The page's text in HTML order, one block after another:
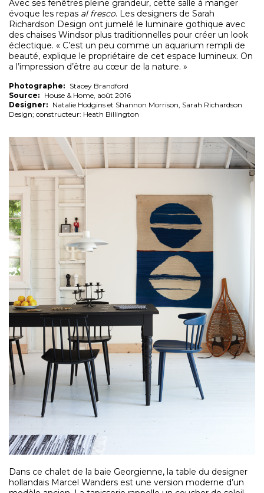
Avec ses fenêtres pleine grandeur, cette salle à manger
évoque les repas al fresco. Les designers de Sarah
Richardson Design ont jumelé le luminaire gothique avec
des chaises Windsor plus traditionnelles pour créer un look
éclectique. « C’est un peu comme un aquarium rempli de
beauté, explique le propriétaire de cet espace lumineux. On
a l’impression d’être au cœur de la nature. »
Photographe: Stacey Brandford
Source: House & Home, août 2016
Designer: Natalie Hodgins et Shannon Morrison, Sarah Richardson
Design; constructeur: Heath Billington
Dans ce chalet de la baie Georgienne, la table du designer
hollandais Marcel Wanders est une version moderne d’un